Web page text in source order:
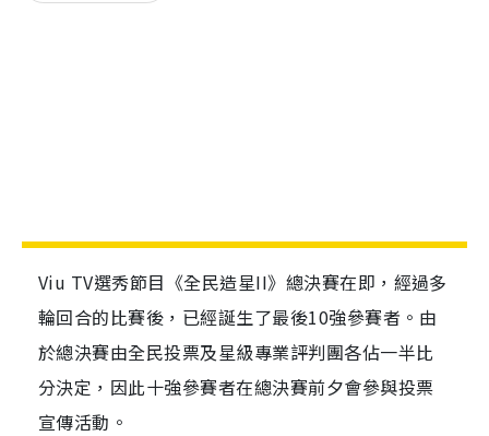
Viu TV選秀節目《全民造星II》總決賽在即，經過多
輪回合的比賽後，已經誕生了最後10強參賽者。由
於總決賽由全民投票及星級專業評判團各佔一半比
分決定，因此十強參賽者在總決賽前夕會參與投票
宣傳活動。